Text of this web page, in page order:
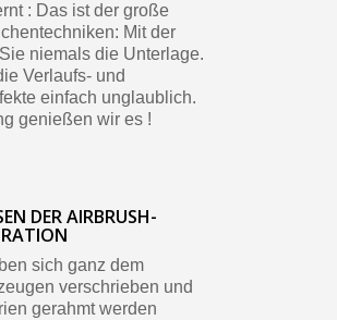
: Das ist der große
Mit der
niemals die Unterlage.
Verlaufs- und
einfach unglaublich.
genießen wir es !
DER AIRBRUSH-
sich ganz dem
verschrieben und
gerahmt werden